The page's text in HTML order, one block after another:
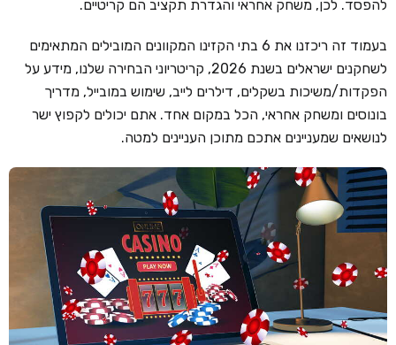
להפסד. לכן, משחק אחראי והגדרת תקציב הם קריטיים.
בעמוד זה ריכזנו את 6 בתי הקזינו המקוונים המובילים המתאימים
לשחקנים ישראלים בשנת 2026, קריטריוני הבחירה שלנו, מידע על
הפקדות/משיכות בשקלים, דילרים לייב, שימוש במובייל, מדריך
בונוסים ומשחק אחראי, הכל במקום אחד. אתם יכולים לקפוץ ישר
לנושאים שמעניינים אתכם מתוכן העניינים למטה.